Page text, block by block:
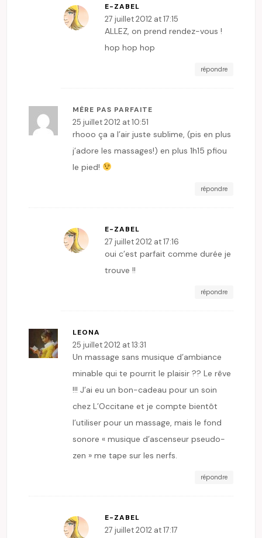
E-ZABEL
27 juillet 2012 at 17:15
ALLEZ, on prend rendez-vous !
hop hop hop
répondre
MÈRE PAS PARFAITE
25 juillet 2012 at 10:51
rhooo ça a l’air juste sublime, (pis en plus
j’adore les massages!) en plus 1h15 pfiou
le pied!
répondre
E-ZABEL
27 juillet 2012 at 17:16
oui c’est parfait comme durée je
trouve !!
répondre
LEONA
25 juillet 2012 at 13:31
Un massage sans musique d’ambiance
minable qui te pourrit le plaisir ?? Le rêve
!!! J’ai eu un bon-cadeau pour un soin
chez L’Occitane et je compte bientôt
l’utiliser pour un massage, mais le fond
sonore « musique d’ascenseur pseudo-
zen » me tape sur les nerfs.
répondre
E-ZABEL
27 juillet 2012 at 17:17